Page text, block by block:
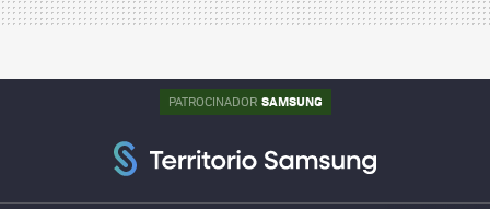
PATROCINADOR SAMSUNG